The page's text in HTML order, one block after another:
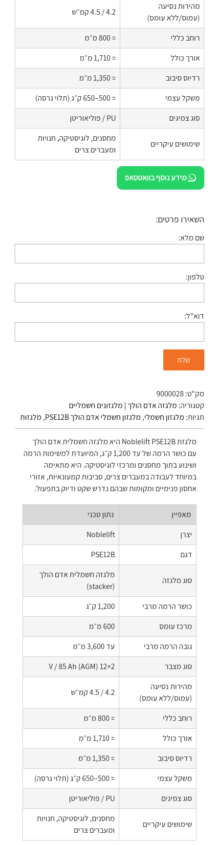
מהירות נסיעה
(עמוס/ללא עומס)
4.2 / 4.5 קמ״ש
רוחב כללי
≈ 800 מ״מ
אורך כולל
≈ 1,710 מ״מ
רדיוס סיבוב
≈ 1,350 מ״מ
משקל עצמי
≈ 500–650 ק״ג (תלוי גרסה)
סוג צמיגים
PU / פוליאוריטן
שימושים עיקריים
מחסנים, לוגיסטיקה, חנויות
ומעברים צרים
מידע נוסף בוואטסאפ
השאירו פרטים:
שם מלא:
טלפון:
דוא"ל:
מק"ט:9000028
קטגוריה: מלגזה אדם הולך | מלגזונים חשמליים
תגיות: מלגזון חשמלי, מלגזון חשמלי אדם הולך PSE12B , מלגזות
מלגזת Noblelift PSE12B היא מלגזה חשמלית אדם הולך
עם כושר הרמה של עד 1,200 ק״ג, המיועדת למשימות הרמה
ושינוע בתוך מחסנים ומרכזי לוגיסטיקה. היא מתאימה
במיוחד לעבודה במעברים צרים, סביבות קמעונאיות, אזורי
אחסון פנימיים ומקומות שבהם נדרש שקט ודיוק בתפעול.
מאפיין
נתון טכני
יצרן
Noblelift
דגם
PSE12B
סוג מלגזה
מלגזה חשמלית אדם הולך
(stacker)
כושר הרמה מרבי
1,200 ק״ג
מרכז עומס
600 מ״מ
גובה הרמה מרבי
עד 3,600 מ״מ
סוג מצבר
2×12 V / 85 Ah (AGM)
מהירות נסיעה
(עמוס/ללא עומס)
4.2 / 4.5 קמ״ש
רוחב כללי
≈ 800 מ״מ
אורך כולל
≈ 1,710 מ״מ
רדיוס סיבוב
≈ 1,350 מ״מ
משקל עצמי
≈ 500–650 ק״ג (תלוי גרסה)
סוג צמיגים
PU / פוליאוריטן
שימושים עיקריים
מחסנים, לוגיסטיקה, חנויות
ומעברים צרים